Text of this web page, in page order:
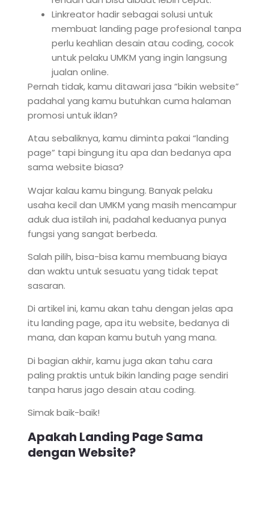
Linkreator hadir sebagai solusi untuk
membuat landing page profesional tanpa
perlu keahlian desain atau coding, cocok
untuk pelaku UMKM yang ingin langsung
jualan online.
Pernah tidak, kamu ditawari jasa “bikin website”
padahal yang kamu butuhkan cuma halaman
promosi untuk iklan?
Atau sebaliknya, kamu diminta pakai “landing
page” tapi bingung itu apa dan bedanya apa
sama website biasa?
Wajar kalau kamu bingung. Banyak pelaku
usaha kecil dan UMKM yang masih mencampur
aduk dua istilah ini, padahal keduanya punya
fungsi yang sangat berbeda.
Salah pilih, bisa-bisa kamu membuang biaya
dan waktu untuk sesuatu yang tidak tepat
sasaran.
Di artikel ini, kamu akan tahu dengan jelas apa
itu landing page, apa itu website, bedanya di
mana, dan kapan kamu butuh yang mana.
Di bagian akhir, kamu juga akan tahu cara
paling praktis untuk bikin landing page sendiri
tanpa harus jago desain atau coding.
Simak baik-baik!
Apakah Landing Page Sama
dengan Website?